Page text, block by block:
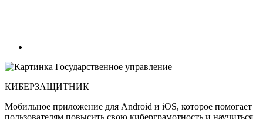
Государственное управление
КИБЕРЗАЩИТНИК
Мобильное приложение для Android и iOS, которое помогает
пользователям повысить свою киберграмотность и научиться